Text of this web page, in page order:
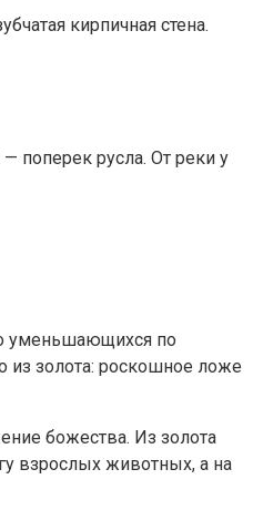
кирпичная стена.
поперек русла. От реки у
уменьшающихся по
из золота: роскошное ложе
божества. Из золота
взрослых животных, а на